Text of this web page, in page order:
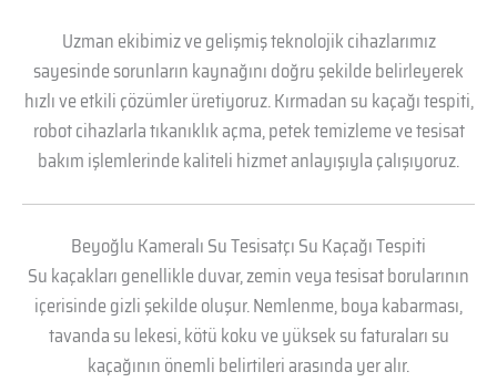
Uzman ekibimiz ve gelişmiş teknolojik cihazlarımız
sayesinde sorunların kaynağını doğru şekilde belirleyerek
hızlı ve etkili çözümler üretiyoruz. Kırmadan su kaçağı tespiti,
robot cihazlarla tıkanıklık açma, petek temizleme ve tesisat
bakım işlemlerinde kaliteli hizmet anlayışıyla çalışıyoruz.
Beyoğlu Kameralı Su Tesisatçı Su Kaçağı Tespiti
Su kaçakları genellikle duvar, zemin veya tesisat borularının
içerisinde gizli şekilde oluşur. Nemlenme, boya kabarması,
tavanda su lekesi, kötü koku ve yüksek su faturaları su
kaçağının önemli belirtileri arasında yer alır.